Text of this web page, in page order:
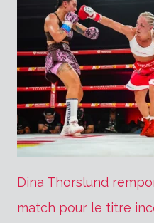
Dina Thorslund
match pour le titre